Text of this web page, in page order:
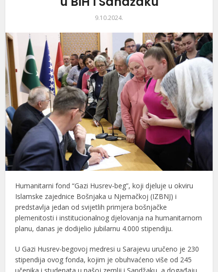
9.10.2024.
Humanitarni fond “Gazi Husrev-beg”, koji djeluje u okviru
Islamske zajednice Bošnjaka u Njemačkoj (IZBNJ) i
predstavlja jedan od svijetlih primjera bošnjačke
plemenitosti i institucionalnog djelovanja na humanitarnom
planu, danas je dodijelio jubilarnu 4.000 stipendiju.
U Gazi Husrev-begovoj medresi u Sarajevu uručeno je 230
stipendija ovog fonda, kojim je obuhvaćeno više od 245